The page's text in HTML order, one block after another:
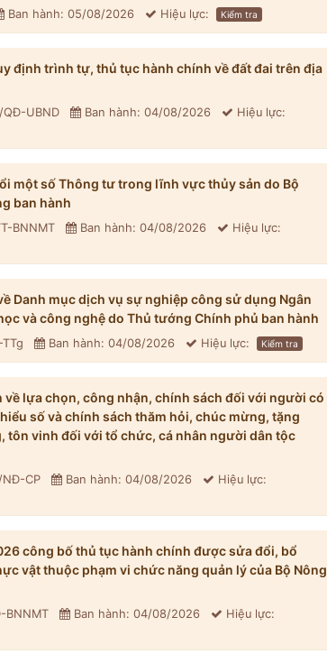
Ban hành: 05/08/2026 Hiệu lực: Kiểm tra
định trình tự, thủ tục hành chính về đất đai trên địa
UBND Ban hành: 04/08/2026 Hiệu lực:
một số Thông tư trong lĩnh vực thủy sản do Bộ
ban hành
BNNMT Ban hành: 04/08/2026 Hiệu lực:
Danh mục dịch vụ sự nghiệp công sử dụng Ngân
và công nghệ do Thủ tướng Chính phủ ban hành
Ban hành: 04/08/2026 Hiệu lực: Kiểm tra
lựa chọn, công nhận, chính sách đối với người có
số và chính sách thăm hỏi, chúc mừng, tặng
tôn vinh đối với tổ chức, cá nhân người dân tộc
CP Ban hành: 04/08/2026 Hiệu lực:
công bố thủ tục hành chính được sửa đổi, bổ
vật thuộc phạm vi chức năng quản lý của Bộ Nông
BNNMT Ban hành: 04/08/2026 Hiệu lực: